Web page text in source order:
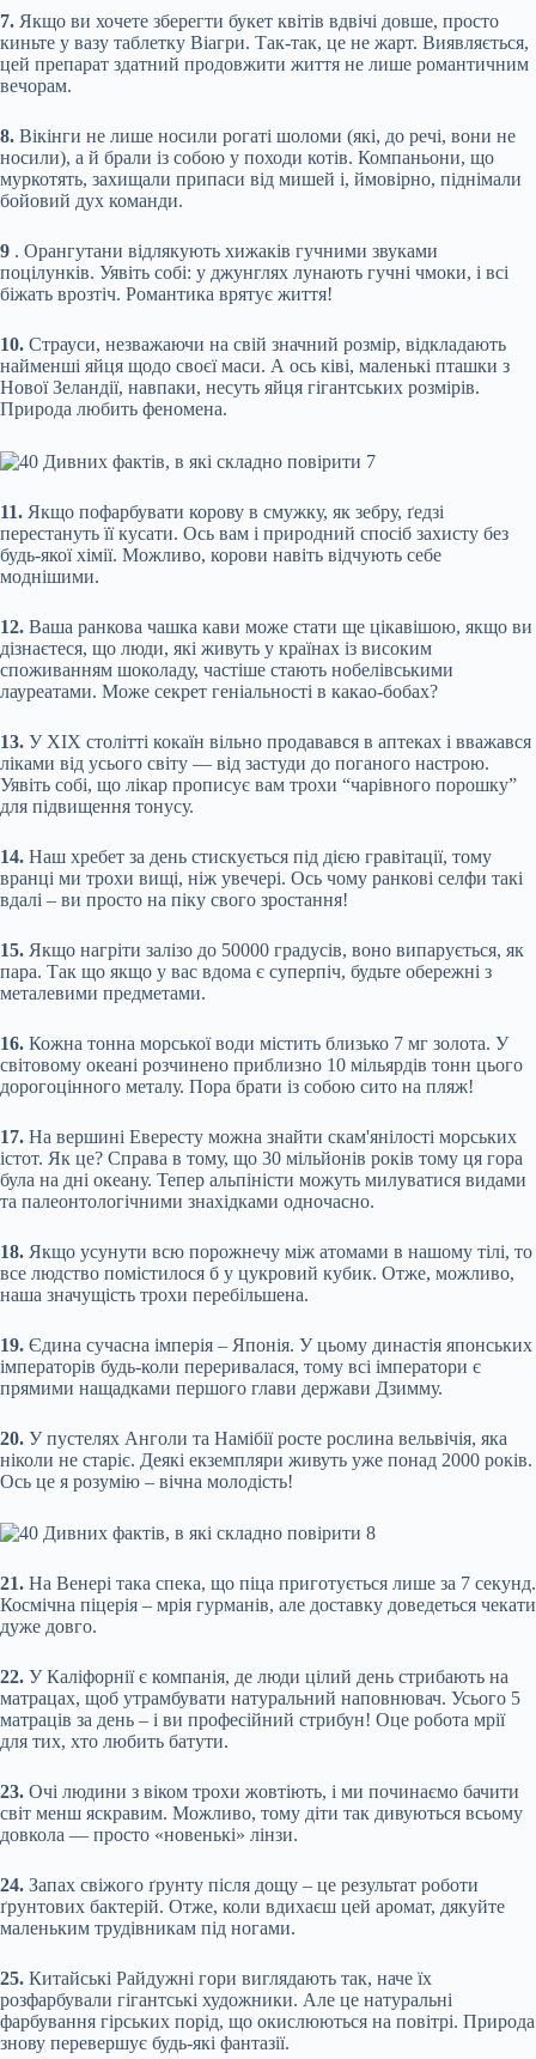
7. Якщо ви хочете зберегти букет квітів вдвічі довше, просто
киньте у вазу таблетку Віагри. Так-так, це не жарт. Виявляється,
цей препарат здатний продовжити життя не лише романтичним
вечорам.
8. Вікінги не лише носили рогаті шоломи (які, до речі, вони не
носили), а й брали із собою у походи котів. Компаньони, що
муркотять, захищали припаси від мишей і, ймовірно, піднімали
бойовий дух команди.
9 . Орангутани відлякують хижаків гучними звуками
поцілунків. Уявіть собі: у джунглях лунають гучні чмоки, і всі
біжать врозтіч. Романтика врятує життя!
10. Страуси, незважаючи на свій значний розмір, відкладають
найменші яйця щодо своєї маси. А ось ківі, маленькі пташки з
Нової Зеландії, навпаки, несуть яйця гігантських розмірів.
Природа любить феномена.
11. Якщо пофарбувати корову в смужку, як зебру, ґедзі
перестануть її кусати. Ось вам і природний спосіб захисту без
будь-якої хімії. Можливо, корови навіть відчують себе
моднішими.
12. Ваша ранкова чашка кави може стати ще цікавішою, якщо ви
дізнаєтеся, що люди, які живуть у країнах із високим
споживанням шоколаду, частіше стають нобелівськими
лауреатами. Може секрет геніальності в какао-бобах?
13. У XIX столітті кокаїн вільно продавався в аптеках і вважався
ліками від усього світу — від застуди до поганого настрою.
Уявіть собі, що лікар прописує вам трохи “чарівного порошку”
для підвищення тонусу.
14. Наш хребет за день стискується під дією гравітації, тому
вранці ми трохи вищі, ніж увечері. Ось чому ранкові селфи такі
вдалі – ви просто на піку свого зростання!
15. Якщо нагріти залізо до 50000 градусів, воно випарується, як
пара. Так що якщо у вас вдома є суперпіч, будьте обережні з
металевими предметами.
16. Кожна тонна морської води містить близько 7 мг золота. У
світовому океані розчинено приблизно 10 мільярдів тонн цього
дорогоцінного металу. Пора брати із собою сито на пляж!
17. На вершині Евересту можна знайти скам'янілості морських
істот. Як це? Справа в тому, що 30 мільйонів років тому ця гора
була на дні океану. Тепер альпіністи можуть милуватися видами
та палеонтологічними знахідками одночасно.
18. Якщо усунути всю порожнечу між атомами в нашому тілі, то
все людство помістилося б у цукровий кубик. Отже, можливо,
наша значущість трохи перебільшена.
19. Єдина сучасна імперія – Японія. У цьому династія японських
імператорів будь-коли переривалася, тому всі імператори є
прямими нащадками першого глави держави Дзимму.
20. У пустелях Анголи та Намібії росте рослина вельвічія, яка
ніколи не старіє. Деякі екземпляри живуть уже понад 2000 років.
Ось це я розумію – вічна молодість!
21. На Венері така спека, що піца приготується лише за 7 секунд.
Космічна піцерія – мрія гурманів, але доставку доведеться чекати
дуже довго.
22. У Каліфорнії є компанія, де люди цілий день стрибають на
матрацах, щоб утрамбувати натуральний наповнювач. Усього 5
матраців за день – і ви професійний стрибун! Оце робота мрії
для тих, хто любить батути.
23. Очі людини з віком трохи жовтіють, і ми починаємо бачити
світ менш яскравим. Можливо, тому діти так дивуються всьому
довкола — просто «новенькі» лінзи.
24. Запах свіжого ґрунту після дощу – це результат роботи
ґрунтових бактерій. Отже, коли вдихаєш цей аромат, дякуйте
маленьким трудівникам під ногами.
25. Китайські Райдужні гори виглядають так, наче їх
розфарбували гігантські художники. Але це натуральні
фарбування гірських порід, що окислюються на повітрі. Природа
знову перевершує будь-які фантазії.